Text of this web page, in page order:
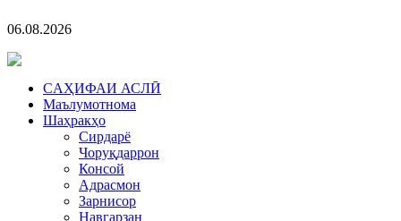
06.08.2026
CАҲИФАИ АСЛӢ
Маълумотнома
Шаҳракҳо
Сирдарё
Чоруқдаррон
Консой
Адрасмон
Зарнисор
Навгарзан